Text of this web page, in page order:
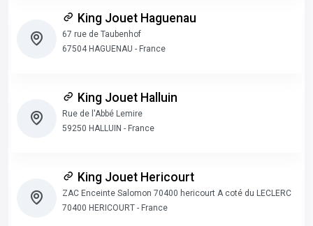
King Jouet Haguenau
67 rue de Taubenhof
67504 HAGUENAU - France
King Jouet Halluin
Rue de l'Abbé Lemire
59250 HALLUIN - France
King Jouet Hericourt
ZAC Enceinte Salomon 70400 hericourt A coté du LECLERC
70400 HERICOURT - France